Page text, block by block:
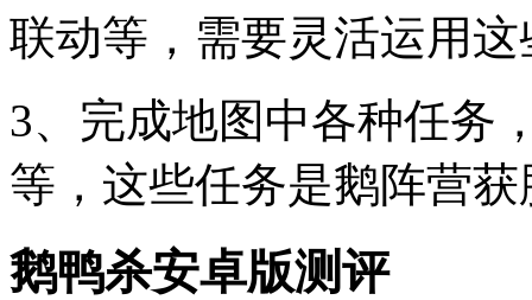
联动等，需要灵活运用
3、完成地图中各种任务
等，这些任务是鹅阵营
鹅鸭杀安卓版测评